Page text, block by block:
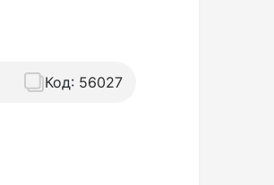
Код: 56027